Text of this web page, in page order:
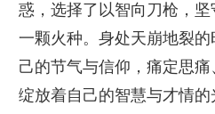
惑，选择了以智向刀枪，
一颗火种。身处天崩地裂
己的节气与信仰，痛定思
绽放着自己的智慧与才情